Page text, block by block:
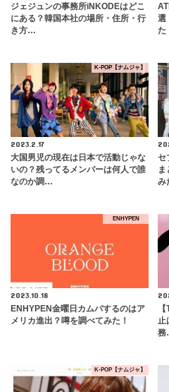
ジェジュンの事務所iNKODEはどこ
にある？韓国本社の場所・住所・行
き方…
選
た
K-POP【ナムジャ】
2023.2.17
大国男児の現在は日本で活動じゃな
いの？残ってるメンバーは何人で誰
なのか調…
セ
ま
み
ENHYPEN
2023.10.18
ENHYPEN金曜日カムバするのはア
メリカ進出？噂を調べてみた！
止
K-POP【ナムジャ】